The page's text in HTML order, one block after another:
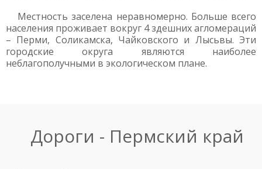
Местность заселена неравномерно. Больше всего
населения проживает вокруг 4 здешних агломераций
– Перми, Соликамска, Чайковского и Лысьвы. Эти
городские округа являются наиболее
неблагополучными в экологическом плане.
Дороги - Пермский край